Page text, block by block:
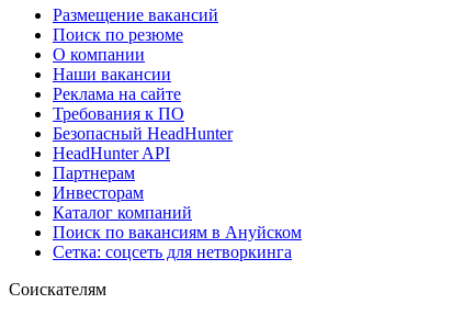
Размещение вакансий
Поиск по резюме
О компании
Наши вакансии
Реклама на сайте
Требования к ПО
Безопасный HeadHunter
HeadHunter API
Партнерам
Инвесторам
Каталог компаний
Поиск по вакансиям в Ануйском
Сетка: соцсеть для нетворкинга
Соискателям